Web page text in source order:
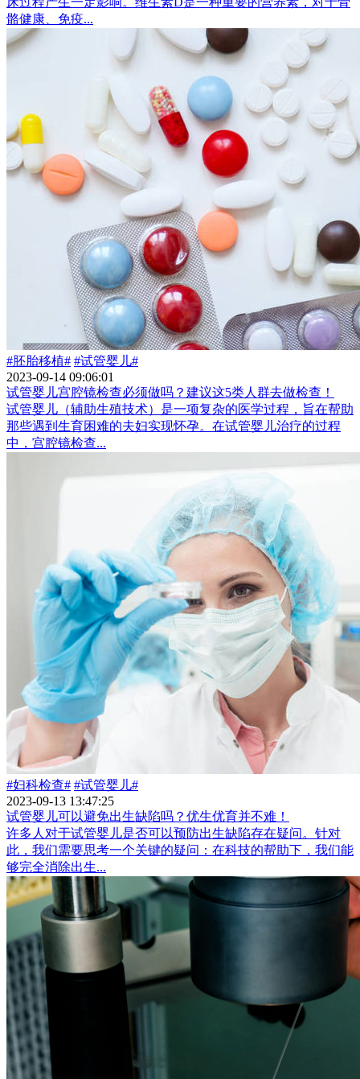
骼健康、免疫...
#胚胎移植# #试管婴儿#
2023-09-14 09:06:01
试管婴儿宫腔镜检查必须做吗？建议这5类人群去做检查！
试管婴儿（辅助生殖技术）是一项复杂的医学过程，旨在帮助
那些遇到生育困难的夫妇实现怀孕。在试管婴儿治疗的过程
中，宫腔镜检查...
#妇科检查# #试管婴儿#
2023-09-13 13:47:25
试管婴儿可以避免出生缺陷吗？优生优育并不难！
许多人对于试管婴儿是否可以预防出生缺陷存在疑问。针对
此，我们需要思考一个关键的疑问：在科技的帮助下，我们能
够完全消除出生...